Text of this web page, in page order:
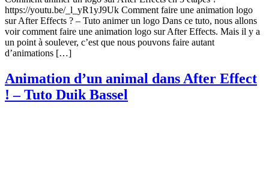
https://youtu.be/_l_yR1yJ9Uk Comment faire une animation logo
sur After Effects ? – Tuto animer un logo Dans ce tuto, nous allons
voir comment faire une animation logo sur After Effects. Mais il y a
un point à soulever, c’est que nous pouvons faire autant
d’animations […]
Animation d’un animal dans After Effect
! – Tuto Duik Bassel